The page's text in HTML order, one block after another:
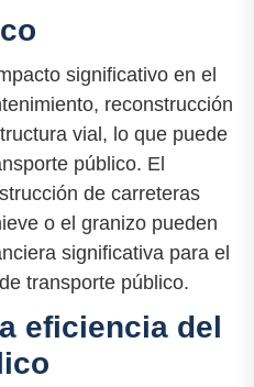
significativo en el
reconstrucción
vial, lo que puede
público. El
de carreteras
o el granizo pueden
significativa para el
transporte público.
eficiencia del